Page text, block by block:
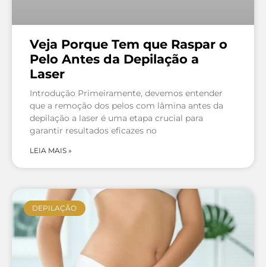
Veja Porque Tem que Raspar o
Pelo Antes da Depilação a
Laser
Introdução Primeiramente, devemos entender
que a remoção dos pelos com lâmina antes da
depilação a laser é uma etapa crucial para
garantir resultados eficazes no
LEIA MAIS »
DEPILAÇÃO